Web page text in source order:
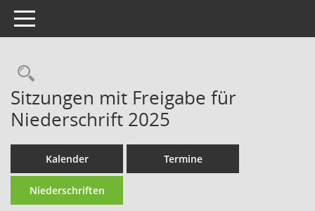
Toggle navigation
Rechercheauswahl
Sitzungen mit Freigabe für
Niederschrift 2025
Kalender Termine
Niederschriften